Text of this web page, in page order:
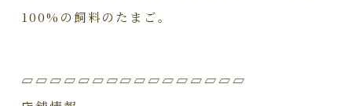
100%の飼料のたまご。
▱▱▱▱▱▱▱▱▱▱▱▱▱▱▱▱